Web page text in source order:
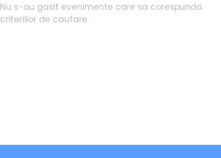
Nu s-au gasit evenimente care sa corespunda
criteriilor de cautare.